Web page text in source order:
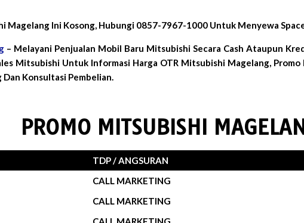
Magelang Ini Kosong, Hubungi 0857-7967-1000 Untuk Menyewa
– Melayani Penjualan Mobil Baru Mitsubishi Secara Cash Ataupun
Mitsubishi Untuk Informasi Harga OTR Mitsubishi Magelang,
Konsultasi Pembelian.
PROMO MITSUBISHI
TDP / ANGSURAN
CALL MARKETING
CALL MARKETING